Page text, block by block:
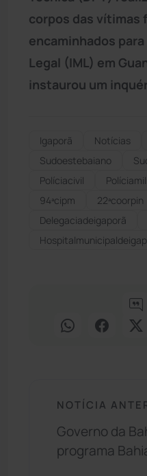
corpos das vítimas
encaminhados
Legal (IML) em
instaurou um
Igaporã Notícias
Sudoestebaiano
Políciacivil
94ªcipm
22ªcoorpin
Delegaciadeigaporã
NOTÍCIA
Governo da
programa